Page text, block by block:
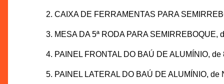
2. CAIXA DE FERRAMENTAS PARA
3. MESA DA 5ª RODA PARA
4. PAINEL FRONTAL DO BAÚ DE ALUMÍNIO,
5. PAINEL LATERAL DO BAÚ DE ALUMÍNIO,